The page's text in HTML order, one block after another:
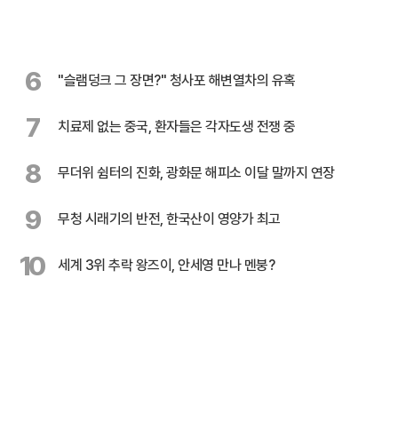
6 "슬램덩크 그 장면?" 청사포 해변열차의 유혹
7 치료제 없는 중국, 환자들은 각자도생 전쟁 중
8 무더위 쉼터의 진화, 광화문 해피소 이달 말까지 연장
9 무청 시래기의 반전, 한국산이 영양가 최고
10 세계 3위 추락 왕즈이, 안세영 만나 멘붕?